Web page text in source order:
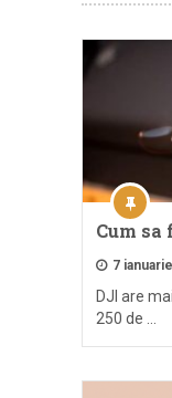
Cum sa
7
DJI are
250 de …